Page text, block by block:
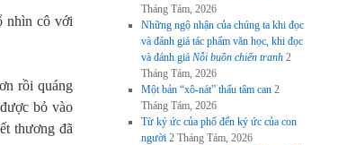
nhìn cô với
rồi quáng
bỏ vào
thương đã
Tháng Tám, 2026
Những ngộ nhận của chúng ta khi đọc
và đánh giá tác phẩm văn học, khi đọc
và đánh giá Nỗi buồn chiến tranh 2
Tháng Tám, 2026
Một bản “xô-nát” thấu tâm can 2
Tháng Tám, 2026
Từ ký ức của phố đến ký ức của con
người 2 Tháng Tám, 2026